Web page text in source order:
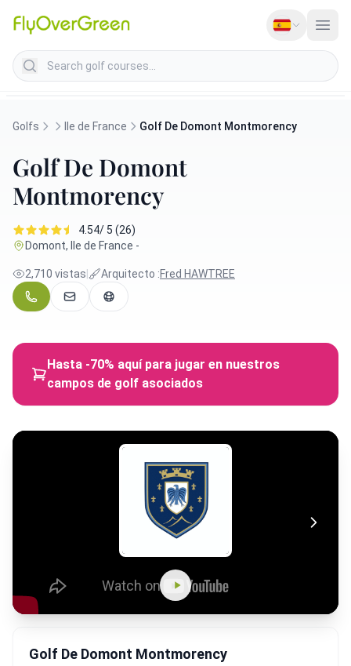
Search golf courses
Golfs Ile de France Golf De Domont Montmorency
Golf De Domont
Montmorency
4.54/ 5 (26)
Domont, Ile de France -
2,710 vistas Arquitecto :Fred HAWTREE
Hasta -70% aquí para jugar en nuestros
campos de golf asociados
Golf De Domont Montmorency